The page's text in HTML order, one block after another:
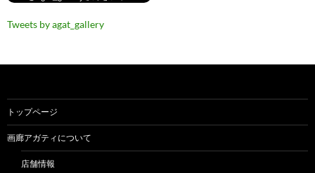
Tweets by agat_gallery
トップページ
画廊アガティについて
店舗情報